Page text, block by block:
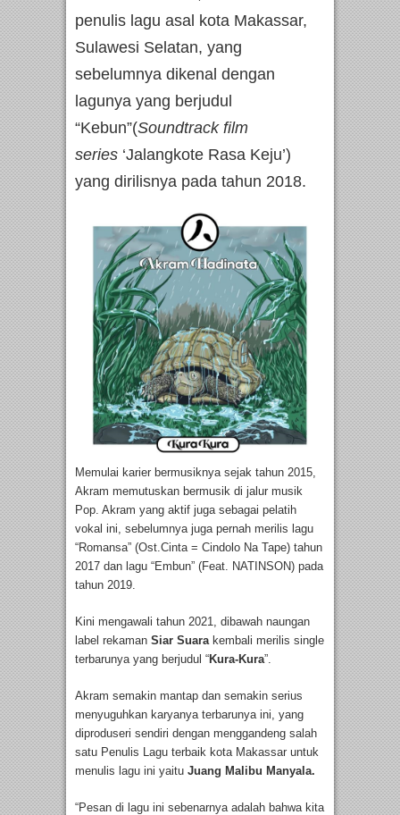
penulis lagu asal kota Makassar,
Sulawesi Selatan, yang
sebelumnya dikenal dengan
lagunya yang berjudul
“Kebun”(Soundtrack film
series ‘Jalangkote Rasa Keju’)
yang dirilisnya pada tahun 2018.
Memulai karier bermusiknya sejak tahun 2015,
Akram memutuskan bermusik di jalur musik
Pop. Akram yang aktif juga sebagai pelatih
vokal ini, sebelumnya juga pernah merilis lagu
“Romansa” (Ost.Cinta = Cindolo Na Tape) tahun
2017 dan lagu “Embun” (Feat. NATINSON) pada
tahun 2019.
Kini mengawali tahun 2021, dibawah naungan
label rekaman Siar Suara kembali merilis single
terbarunya yang berjudul “Kura-Kura”.
Akram semakin mantap dan semakin serius
menyuguhkan karyanya terbarunya ini, yang
diproduseri sendiri dengan menggandeng salah
satu Penulis Lagu terbaik kota Makassar untuk
menulis lagu ini yaitu Juang Malibu Manyala.
“Pesan di lagu ini sebenarnya adalah bahwa kita